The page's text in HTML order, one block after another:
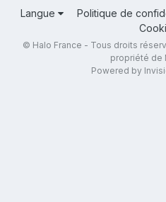
Langue Politique de
© Halo France - Tous droits
propriété de
Powered by